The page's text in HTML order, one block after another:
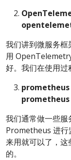
我们讲到微服务
用
好。我们在使用过
prometheus
prometheus
我们通常做一些
Prometheus 进行
来用就可以了，
的。